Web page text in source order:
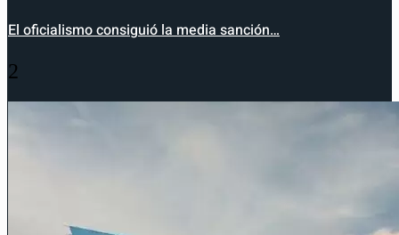
El oficialismo consiguió la media sanción…
2